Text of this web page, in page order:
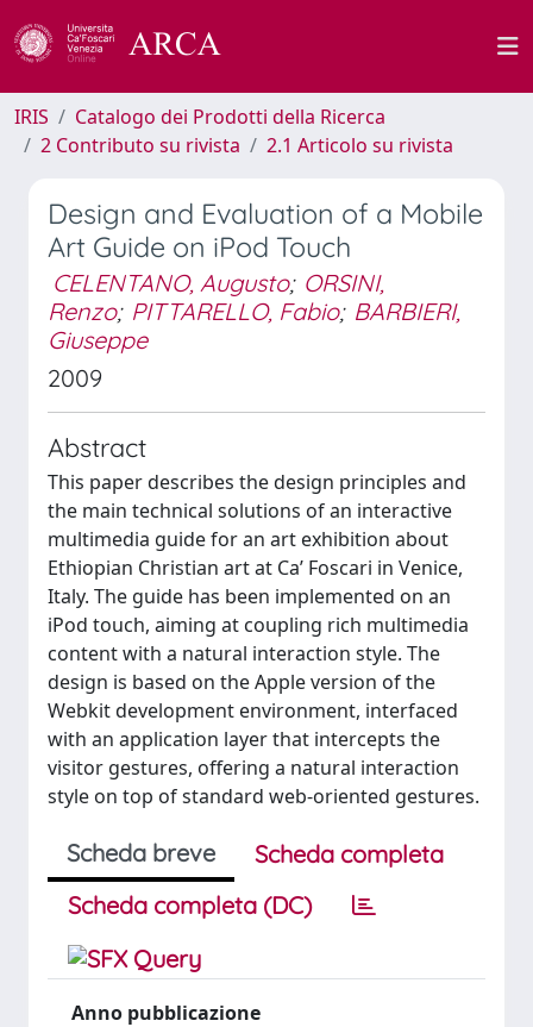
IRIS
Catalogo dei Prodotti della Ricerca
2 Contributo su rivista
2.1 Articolo su rivista
Design and Evaluation of a Mobile
Art Guide on iPod Touch
CELENTANO, Augusto; ORSINI,
Renzo; PITTARELLO, Fabio; BARBIERI,
Giuseppe
2009
Abstract
This paper describes the design principles and
the main technical solutions of an interactive
multimedia guide for an art exhibition about
Ethiopian Christian art at Ca’ Foscari in Venice,
Italy. The guide has been implemented on an
iPod touch, aiming at coupling rich multimedia
content with a natural interaction style. The
design is based on the Apple version of the
Webkit development environment, interfaced
with an application layer that intercepts the
visitor gestures, offering a natural interaction
style on top of standard web-oriented gestures.
Scheda breve
Scheda completa
Scheda completa (DC)
Anno pubblicazione